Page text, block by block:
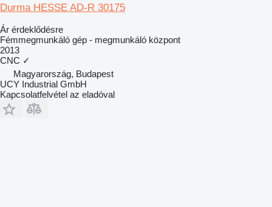
Durma HESSE AD-R 30175
Ár érdeklődésre
Fémmegmunkáló gép - megmunkáló központ
2013
CNC ✓
Magyarország, Budapest
UCY Industrial GmbH
Kapcsolatfelvétel az eladóval